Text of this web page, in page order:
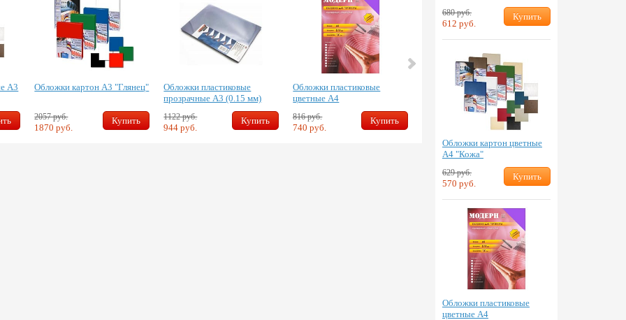
А3
Обложки картон А3 "Глянец"
2057 руб.
1870 руб.
Купить
Обложки пластиковые
прозрачные А3 (0.15 мм)
1122 руб.
944 руб.
Купить
Обложки пластиковые
цветные А4
816 руб.
740 руб.
Купить
Обложки пластиковые
непрозрачные А4
Купить
680 руб.
612 руб.
Купить
Обложки картон цветные
А4 "Кожа"
629 руб.
570 руб.
Купить
Обложки пластиковые
цветные А4